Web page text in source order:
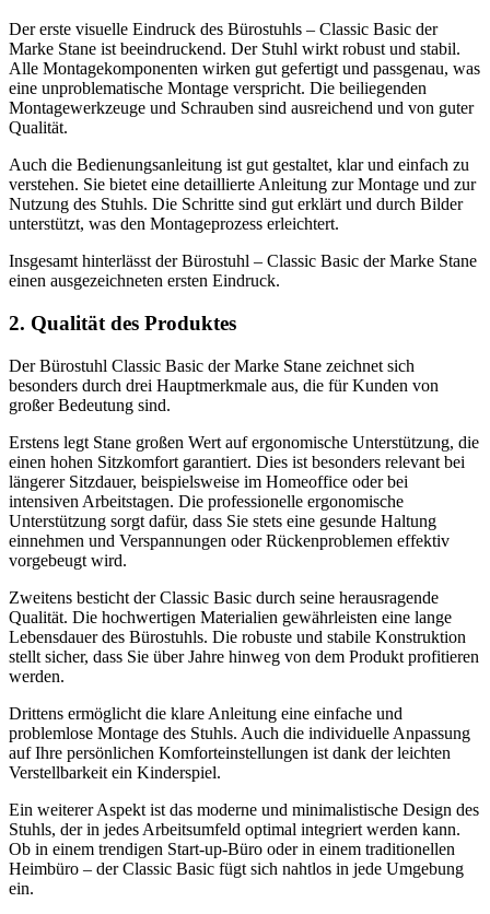
Der erste visuelle Eindruck des Bürostuhls – Classic Basic der
Marke Stane ist beeindruckend. Der Stuhl wirkt robust und stabil.
Alle Montagekomponenten wirken gut gefertigt und passgenau, was
eine unproblematische Montage verspricht. Die beiliegenden
Montagewerkzeuge und Schrauben sind ausreichend und von guter
Qualität.
Auch die Bedienungsanleitung ist gut gestaltet, klar und einfach zu
verstehen. Sie bietet eine detaillierte Anleitung zur Montage und zur
Nutzung des Stuhls. Die Schritte sind gut erklärt und durch Bilder
unterstützt, was den Montageprozess erleichtert.
Insgesamt hinterlässt der Bürostuhl – Classic Basic der Marke Stane
einen ausgezeichneten ersten Eindruck.
2. Qualität des Produktes
Der Bürostuhl Classic Basic der Marke Stane zeichnet sich
besonders durch drei Hauptmerkmale aus, die für Kunden von
großer Bedeutung sind.
Erstens legt Stane großen Wert auf ergonomische Unterstützung, die
einen hohen Sitzkomfort garantiert. Dies ist besonders relevant bei
längerer Sitzdauer, beispielsweise im Homeoffice oder bei
intensiven Arbeitstagen. Die professionelle ergonomische
Unterstützung sorgt dafür, dass Sie stets eine gesunde Haltung
einnehmen und Verspannungen oder Rückenproblemen effektiv
vorgebeugt wird.
Zweitens besticht der Classic Basic durch seine herausragende
Qualität. Die hochwertigen Materialien gewährleisten eine lange
Lebensdauer des Bürostuhls. Die robuste und stabile Konstruktion
stellt sicher, dass Sie über Jahre hinweg von dem Produkt profitieren
werden.
Drittens ermöglicht die klare Anleitung eine einfache und
problemlose Montage des Stuhls. Auch die individuelle Anpassung
auf Ihre persönlichen Komforteinstellungen ist dank der leichten
Verstellbarkeit ein Kinderspiel.
Ein weiterer Aspekt ist das moderne und minimalistische Design des
Stuhls, der in jedes Arbeitsumfeld optimal integriert werden kann.
Ob in einem trendigen Start-up-Büro oder in einem traditionellen
Heimbüro – der Classic Basic fügt sich nahtlos in jede Umgebung
ein.